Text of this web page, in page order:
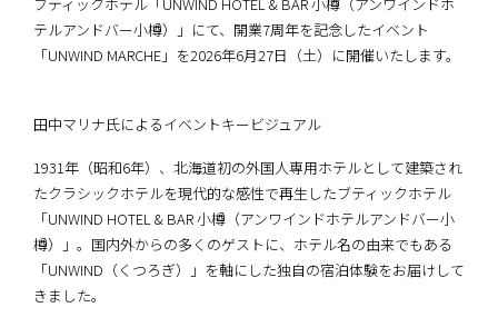
テルアンドバー小樽）」にて、開業7周年を記念したイベント
「UNWIND MARCHE」を2026年6月27日（土）に開催いたします。
田中マリナ氏によるイベントキービジュアル
1931年（昭和6年）、北海道初の外国人専用ホテルとして建築され
たクラシックホテルを現代的な感性で再生したブティックホテル
「UNWIND HOTEL & BAR 小樽（アンワインドホテルアンドバー小
樽）」。国内外からの多くのゲストに、ホテル名の由来でもある
「UNWIND（くつろぎ）」を軸にした独自の宿泊体験をお届けして
きました。